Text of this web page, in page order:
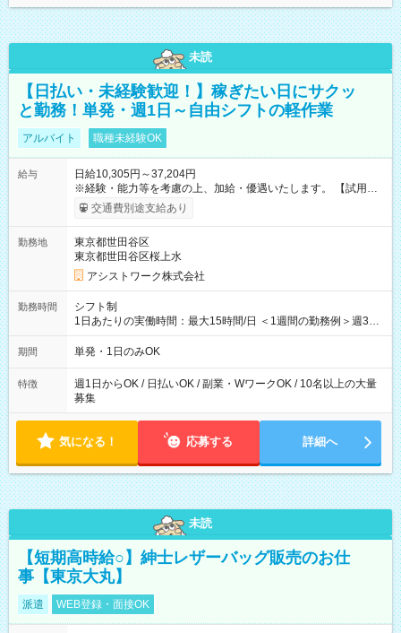
未読
【日払い・未経験歓迎！】稼ぎたい日にサクッ
と勤務！単発・週1日～自由シフトの軽作業
アルバイト 職種未経験OK
給与
日給10,305円～37,204円
※経験・能力等を考慮の上、加給・優遇いたします。 【試用期
間】試用期間なし
交通費別途支給あり
勤務地
東京都世田谷区
東京都世田谷区桜上水
アシストワーク株式会社
勤務時間
シフト制
1日あたりの実働時間：最大15時間/日 ＜1週間の勤務例＞週3回
勤務 勤務：月・水・金 休み：火・木・土・日 好きな時にお仕事
可能です！ ※1日あたりの最大実働時間は日勤、夜勤共に勤務し
期間 単発・1日のみOK
特徴
週1日からOK / 日払いOK / 副業・WワークOK / 10名以上の大量
募集
気になる！ 応募する 詳細へ
未読
【短期高時給○】紳士レザーバッグ販売のお仕
事【東京大丸】
派遣 WEB登録・面接OK